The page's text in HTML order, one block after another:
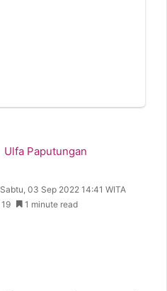
Ulfa Paputungan
Sabtu, 03 Sep 2022 14:41 WITA
19
1 minute read